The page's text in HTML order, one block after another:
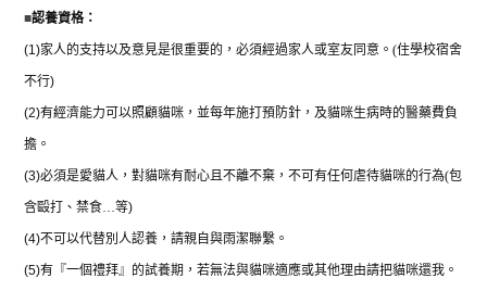
■認養資格：
(1)家人的支持以及意見是很重要的，必須經過家人或室友同意。 (住學校宿舍
不行)
(2)有經濟能力可以照顧貓咪，並每年施打預防針，及貓咪生病時的醫藥費負
擔。
(3)必須是愛貓人，對貓咪有耐心且不離不棄，不可有任何虐待貓咪的行為(包
含毆打、禁食… 等)
(4)不可以代替別人認養，請親自與雨潔聯繫。
(5)有『一個禮拜』的試養期，若無法與貓咪適應或其他理由請把貓咪還我。